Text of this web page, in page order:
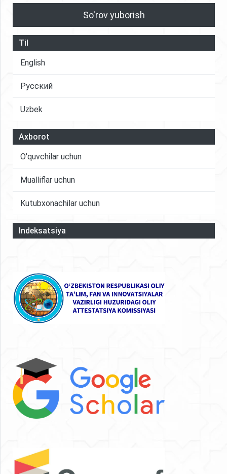
So'rov yuborish
Til
English
Русский
Uzbek
Axborot
O'quvchilar uchun
Mualliflar uchun
Kutubxonachilar uchun
Indeksatsiya